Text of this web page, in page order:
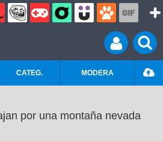
CATEG. MODERA
por una montaña nevada